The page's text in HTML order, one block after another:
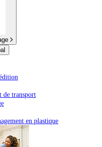
de transport
en plastique